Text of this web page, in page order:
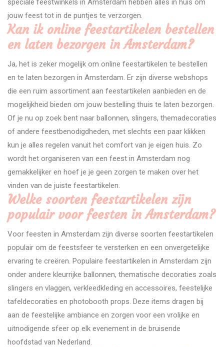
speciale feestwinkels in Amsterdam hebben alles in huis om
jouw feest tot in de puntjes te verzorgen.
Kan ik online feestartikelen bestellen
en laten bezorgen in Amsterdam?
Ja, het is zeker mogelijk om online feestartikelen te bestellen
en te laten bezorgen in Amsterdam. Er zijn diverse webshops
die een ruim assortiment aan feestartikelen aanbieden en de
mogelijkheid bieden om jouw bestelling thuis te laten bezorgen.
Of je nu op zoek bent naar ballonnen, slingers, themadecoraties
of andere feestbenodigdheden, met slechts een paar klikken
kun je alles regelen vanuit het comfort van je eigen huis. Zo
wordt het organiseren van een feest in Amsterdam nog
gemakkelijker en hoef je je geen zorgen te maken over het
vinden van de juiste feestartikelen.
Welke soorten feestartikelen zijn
populair voor feesten in Amsterdam?
Voor feesten in Amsterdam zijn diverse soorten feestartikelen
populair om de feestsfeer te versterken en een onvergetelijke
ervaring te creëren. Populaire feestartikelen in Amsterdam zijn
onder andere kleurrijke ballonnen, thematische decoraties zoals
slingers en vlaggen, verkleedkleding en accessoires, feestelijke
tafeldecoraties en photobooth props. Deze items dragen bij
aan de feestelijke ambiance en zorgen voor een vrolijke en
uitnodigende sfeer op elk evenement in de bruisende
hoofdstad van Nederland.